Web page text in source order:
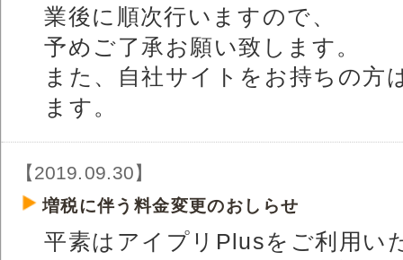
業後に順次行いますので、
予めご了承お願い致します。
また、自社サイトをお持ちの方
ます。
【2019.09.30】
増税に伴う料金変更のおしらせ
平素はアイプリPlusをご利用い